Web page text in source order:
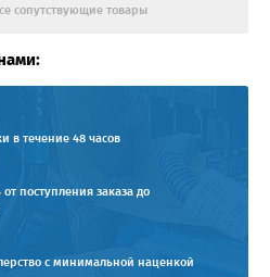
сопутствующие товары
в течение 48 часов
поступления заказа до
с минимальной наценкой